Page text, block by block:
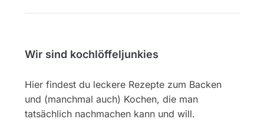
Wir sind kochlöffeljunkies
Hier findest du leckere Rezepte zum Backen
und (manchmal auch) Kochen, die man
tatsächlich nachmachen kann und will.